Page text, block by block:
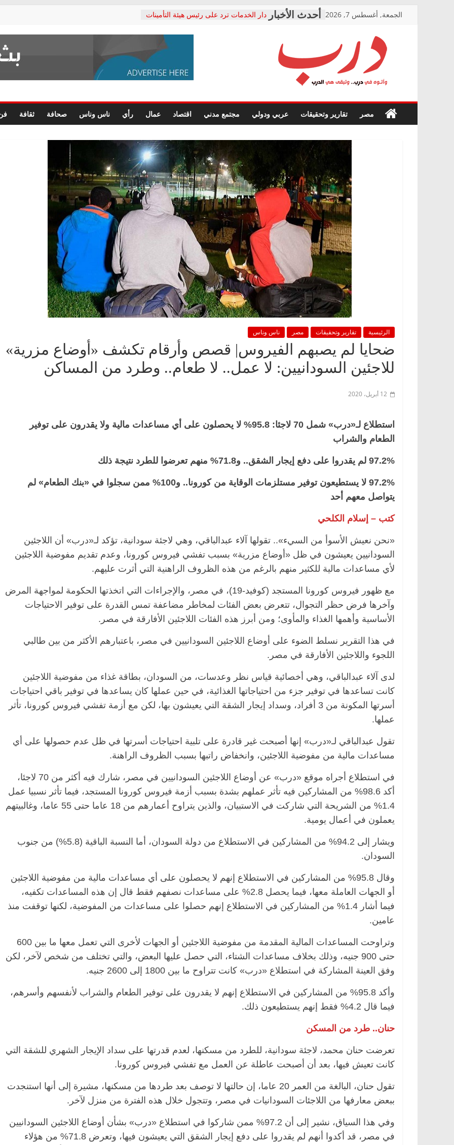
الجمعة, أغسطس 7, 2026
دار الخدمات ترد على رئيس هيئة التأمينات
معاناة أصحاب المعاشات.. ونطالب بكشف
فرحات سليمان يكتب: القطاع الصحي إلى
حزب التحالف الشعبي يطلق لجنة “الحق
صور .. اعتماد الرسومات النهائية للقرار
الوزاري لمدينة الصحفيين.. وانتهاء أعمال
إنشاء المبنى الإداري
متابعة قضية الدكتور محمد زهران.. ويؤكد:
قرينة البراءة وضمانات المحاكمة العادلة
حق أصيل
درب
في
درب..
مصر تقارير وتحقيقات عربي ودولي مجتمع مدني اقتصاد عمال رأي ناس وناس صحافة ثقافة
الرئيسية تقارير وتحقيقات مصر ناس وناس
ضحايا لم يصبهم الفيروس| قصص وأرقام تكشف «أوضاع مزرية»
للاجئين السودانيين: لا عمل.. لا طعام.. وطرد من المساكن
12 أبريل، 2020
استطلاع لـ«درب» شمل 70 لاجئا: 95.8% لا يحصلون على أي مساعدات مالية ولا يقدرون على توفير
الطعام والشراب
97.2% لم يقدروا على دفع إيجار الشقق.. و71.8% منهم تعرضوا للطرد نتيجة ذلك
97.2% لا يستطيعون توفير مستلزمات الوقاية من كورونا.. و100% ممن سجلوا في «بنك الطعام» لم
يتواصل معهم أحد
كتب – إسلام الكلحي
«نحن نعيش الأسوأ من السيء».. تقولها آلاء عبدالباقي، وهي لاجئة سودانية، تؤكد لـ«درب» أن اللاجئين
السودانيين يعيشون في ظل «أوضاع مزرية» بسبب تفشي فيروس كورونا، وعدم تقديم مفوضية اللاجئين
لأي مساعدات مالية للكثير منهم بالرغم من هذه الظروف الراهنية التي أثرت عليهم.
مع ظهور فيروس كورونا المستجد (كوفيد-19)، في مصر، والإجراءات التي اتخذتها الحكومة لمواجهة المرض
وآخرها فرض حظر التجوال، تتعرض بعض الفئات لمخاطر مضاعفة تمس القدرة على توفير الاحتياجات
الأساسية وأهمها الغذاء والمأوى؛ ومن أبرز هذه الفئات اللاجئين الأفارقة في مصر.
في هذا التقرير نسلط الضوء على أوضاع اللاجئين السودانيين في مصر، باعتبارهم الأكثر من بين طالبي
اللجوء واللاجئين الأفارقة في مصر.
لدى آلاء عبدالباقي، وهي أخصائية قياس نظر وعدسات، من السودان، بطاقة غذاء من مفوضية اللاجئين
كانت تساعدها في توفير جزء من احتياجاتها الغذائية، في حين عملها كان يساعدها في توفير باقي احتياجات
أسرتها المكونة من 3 أفراد، وسداد إيجار الشقة التي يعيشون بها، لكن مع أزمة تفشي فيروس كورونا، تأثر
عملها.
تقول عبدالباقي لـ«درب» إنها أصبحت غير قادرة على تلبية احتياجات أسرتها في ظل عدم حصولها على أي
مساعدات مالية من مفوضية اللاجئين، وانخفاض راتبها بسبب الظروف الراهنة.
في استطلاع أجراه موقع «درب» عن أوضاع اللاجئين السودانيين في مصر، شارك فيه أكثر من 70 لاجئا،
أكد 98.6% من المشاركين فيه تأثر عملهم بشدة بسبب أزمة فيروس كورونا المستجد، فيما تأثر نسبيا عمل
1.4% من الشريحة التي شاركت في الاستبيان، والذين يتراوح أعمارهم من 18 عاما حتى 55 عاما، وغالبيتهم
يعملون في أعمال يومية.
ويشار إلى 94.2% من المشاركين في الاستطلاع من دولة السودان، أما النسبة الباقية (5.8%) من جنوب
السودان.
وقال 95.8% من المشاركين في الاستطلاع إنهم لا يحصلون على أي مساعدات مالية من مفوضية اللاجئين
أو الجهات العاملة معها، فيما يحصل 2.8% على مساعدات نصفهم فقط قال إن هذه المساعدات تكفيه،
فيما أشار 1.4% من المشاركين في الاستطلاع إنهم حصلوا على مساعدات من المفوضية، لكنها توقفت منذ
عامين.
وتراوحت المساعدات المالية المقدمة من مفوضية اللاجئين أو الجهات لأخرى التي تعمل معها ما بين 600
حتى 900 جنيه، وذلك بخلاف مساعدات الشتاء، التي حصل عليها البعض، والتي تختلف من شخص لآخر، لكن
وفق العينة المشاركة في استطلاع «درب» كانت تتراوح ما بين 1800 إلى 2600 جنيه.
وأكد 95.8% من المشاركين في الاستطلاع إنهم لا يقدرون على توفير الطعام والشراب لأنفسهم وأسرهم،
فيما قال 4.2% فقط إنهم يستطيعون ذلك.
حنان.. طرد من المسكن
تعرضت حنان محمد، لاجئة سودانية، للطرد من مسكنها، لعدم قدرتها على سداد الإيجار الشهري للشقة التي
كانت تعيش فيها، بعد أن أصبحت عاطلة عن العمل مع تفشي فيروس كورونا.
تقول حنان، البالغة من العمر 20 عاما، إن حالتها لا توصف بعد طردها من مسكنها، مشيرة إلى أنها استنجدت
ببعض معارفها من اللاجئات السودانيات في مصر، وتتجول خلال هذه الفترة من منزل لآخر.
وفي هذا السياق، نشير إلى أن 97.2% ممن شاركوا في استطلاع «درب» بشأن أوضاع اللاجئين السودانيين
في مصر، قد أكدوا أنهم لم يقدروا على دفع إيجار الشقق التي يعيشون فيها، وتعرض 71.8% من هؤلاء
الرئيسية مصر ناس وناس
الخصخصة الذي دافع عن المال العام
قانوني دافع عن قضايا الوطن وانحاز
ناس وناس
يحتفل بذكرى ميلاده وحيداً على أبواب